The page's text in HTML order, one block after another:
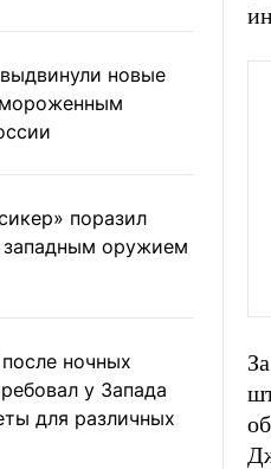
новые
поразил
западным оружием
ночных
у Запада
для различных